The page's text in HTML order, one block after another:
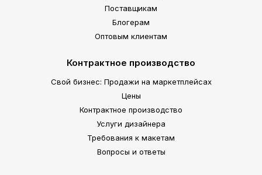
Поставщикам
Блогерам
Оптовым клиентам
Контрактное производство
Свой бизнес: Продажи на маркетплейсах
Цены
Контрактное производство
Услуги дизайнера
Требования к макетам
Вопросы и ответы